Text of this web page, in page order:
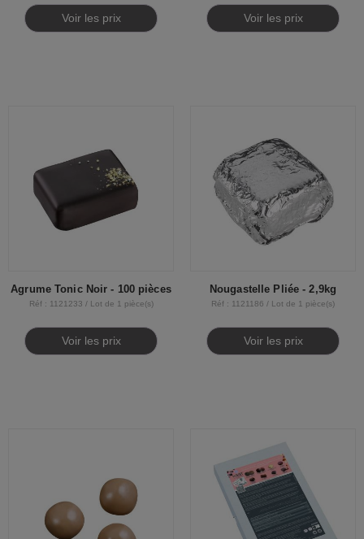
Voir les prix Voir les prix
Agrume Tonic Noir - 100 pièces
Réf : 1121233 / Lot de 1 pièce(s)
Voir les prix
Nougastelle Pliée - 2,9kg
Réf : 1121186 / Lot de 1 pièce(s)
Voir les prix